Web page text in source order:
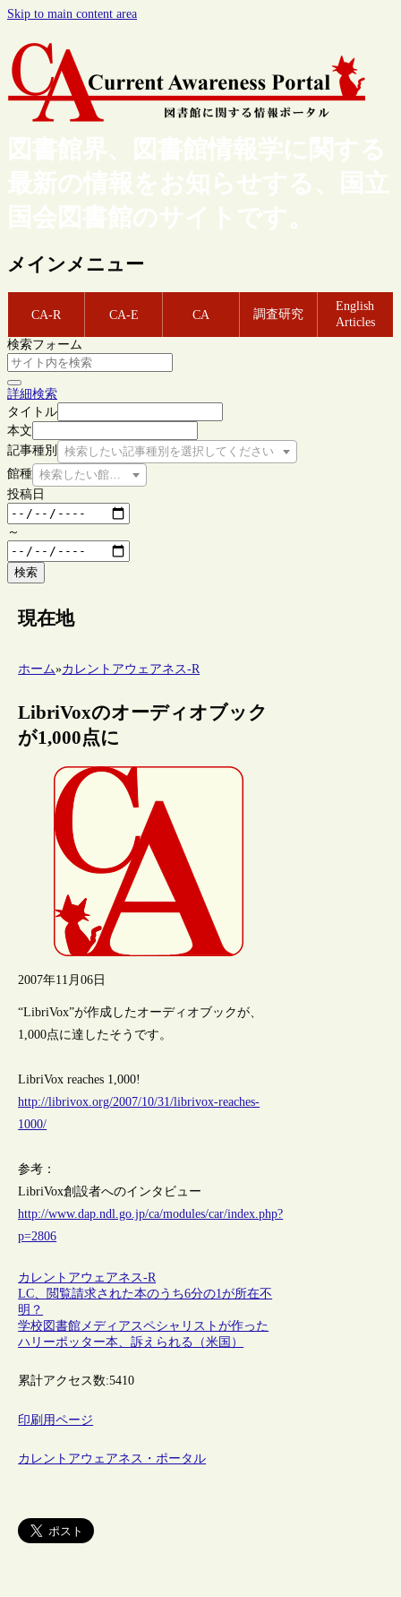
Skip to main content area
図書館界、図書館情報学に関する
最新の情報をお知らせする、国立
国会図書館のサイトです。
メインメニュー
CA-R CA-E CA 調査研究
English
Articles
検索フォーム
詳細検索
タイトル
本文
記事種別
検索したい記事種別を選択してください
館種 検索したい館種を選択してください
投稿日
～
検索
現在地
ホーム»カレントアウェアネス-R
LibriVoxのオーディオブック
が1,000点に
2007年11月06日
“LibriVox”が作成したオーディオブックが、
1,000点に達したそうです。
LibriVox reaches 1,000!
http://librivox.org/2007/10/31/librivox-reaches-
1000/
参考：
LibriVox創設者へのインタビュー
http://www.dap.ndl.go.jp/ca/modules/car/index.php?
p=2806
カレントアウェアネス-R
LC、閲覧請求された本のうち6分の1が所在不
明？
学校図書館メディアスペシャリストが作った
ハリーポッター本、訴えられる（米国）
累計アクセス数:5410
印刷用ページ
カレントアウェアネス・ポータル